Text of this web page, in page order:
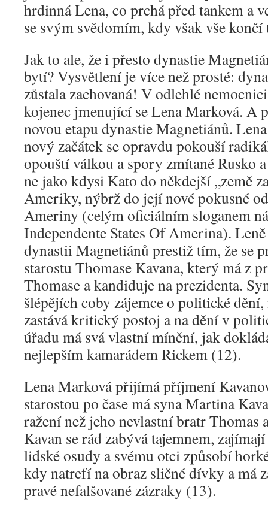
hrdinná Lena, co prchá před tankem a
se svým svědomím, kdy však vše
Jak to ale, že i přesto dynastie
bytí? Vysvětlení je více než prosté:
zůstala zachovaná! V odlehlé
kojenec jmenující se Lena Marková. A
novou etapu dynastie Magnetiánů.
nový začátek se opravdu pokouší
opouští válkou a spory zmítané Rusko
ne jako kdysi Kato do někdejší „země
Ameriky, nýbrž do její nové pokusné
Ameriny (celým oficiálním sloganem
Independente States Of Amerina).
dynastii Magnetiánů prestiž tím, že se
starostu Thomase Kavana, který má z
Thomase a kandiduje na prezidenta.
šlépějích coby zájemce o politické
zastává kritický postoj a na dění v
úřadu má svá vlastní mínění, jak
nejlepším kamarádem Rickem (12).
Lena Marková přijímá příjmení
starostou po čase má syna Martina
ražení než jeho nevlastní bratr Thomas
Kavan se rád zabývá tajemnem,
lidské osudy a svému otci způsobí
kdy natrefí na obraz sličné dívky a má
pravé nefalšované zázraky (13).